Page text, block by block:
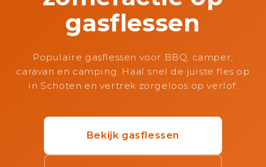
gasflessen
Populaire gasflessen voor BBQ, camper,
caravan en camping. Haal snel de juiste fles op
in Schoten en vertrek zorgeloos op verlof.
Bekijk gasflessen